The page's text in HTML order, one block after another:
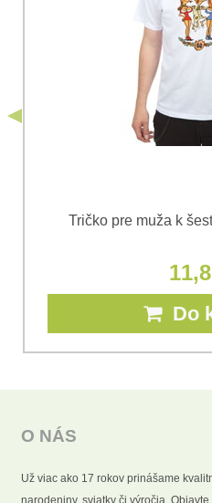
odoslania formulára. Oboznámil
Ochrany
Tričko pre muža k
Do
O NÁS
Už viac ako 17 rokov prinášame
narodeniny, sviatky či výročia.